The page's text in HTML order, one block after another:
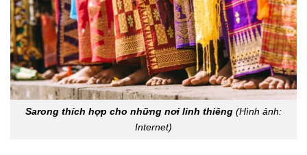
Sarong thích hợp cho những nơi linh thiêng (Hình ảnh:
Internet)